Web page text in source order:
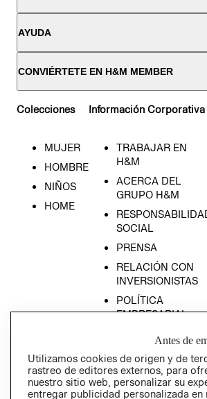
AYUDA
CONVIÉRTETE EN H&M MEMBER
Colecciones
MUJER
HOMBRE
NIÑOS
HOME
Información Corporativa
TRABAJAR EN
H&M
ACERCA DEL
GRUPO H&M
SOCIAL
PRENSA
RELACIÓN CON
INVERSIONISTAS
POLÍTICA
EMPRESARIAL
Antes de
Utilizamos cookies de origen y de
rastreo de editores externos, para
nuestro sitio web, personalizar su
entregar publicidad personalizada